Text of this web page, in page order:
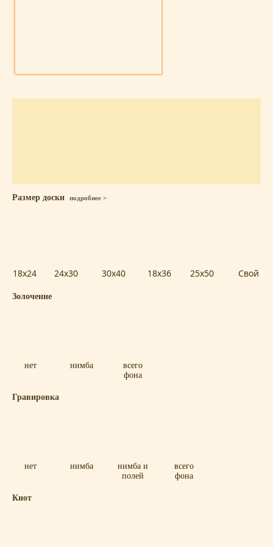
Размер доски подробнее >
18x24 24x30 30x40 18x36 25x50 Свой
Золочение
нет нимба
всего
фона
Гравировка
нет нимба
нимба и
полей
всего
фона
Киот